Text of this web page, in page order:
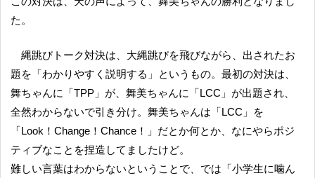
た。
縄跳びトーク対決は、大縄跳びを飛びながら、出されたお
題を「わかりやすく説明する」というもの。最初の対決は、
舞ちゃんに「TPP」が、舞美ちゃんに「LCC」が出題され、
全然わからないで引き分け。舞美ちゃんは「LCC」を
「Look！Change！Chance！」だとか何とか、なにやらポジ
ティブなことを捏造してましたけど。
難しい言葉はわからないということで、では「小学生に噛ん